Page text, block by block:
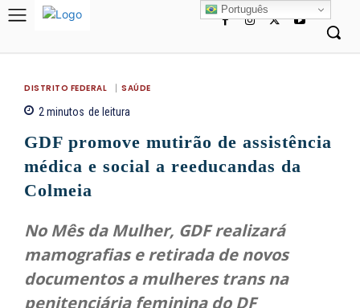
DISTRITO FEDERAL SAÚDE
2 minutos de leitura
GDF promove mutirão de assistência
médica e social a reeducandas da
Colmeia
No Mês da Mulher, GDF realizará
mamografias e retirada de novos
documentos a mulheres trans na
penitenciária feminina do DF
Português